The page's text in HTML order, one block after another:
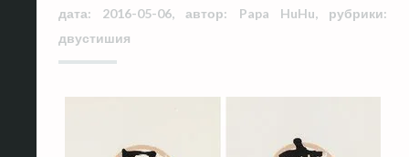
дата: 2016-05-06, автор: Papa HuHu,рубрики:
двустишия